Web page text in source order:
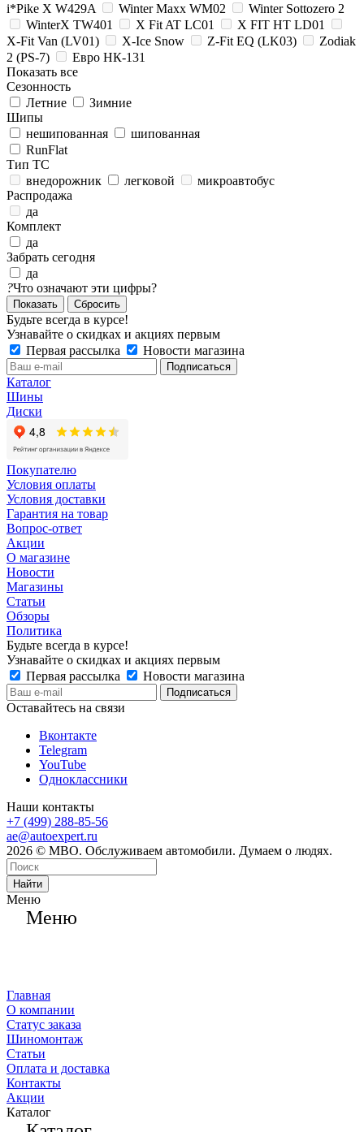
i*Pike X W429A
Winter Maxx WM02
Winter Sottozero 2
WinterX TW401
X Fit AT LC01
X FIT HT LD01
X-Fit Van (LV01)
X-Ice Snow Z-Fit EQ (LK03)
Zodiak
2 (PS-7)
Евро НК-131
Показать все
Сезонность
Летние
Зимние
Шипы
нешипованная
шипованная
RunFlat
Тип ТС
внедорожник
легковой
микроавтобус
Распродажа
да
Комплект
да
Забрать сегодня
да
?Что означают эти цифры?
Сбросить
Будьте всегда в курсе!
Узнавайте о скидках и акциях первым
Первая рассылка
Новости магазина
Каталог
Шины
Диски
Покупателю
Условия оплаты
Условия доставки
Гарантия на товар
Вопрос-ответ
Акции
О магазине
Новости
Магазины
Статьи
Обзоры
Политика
Будьте всегда в курсе!
Узнавайте о скидках и акциях первым
Первая рассылка
Новости магазина
Оставайтесь на связи
Вконтакте
Telegram
YouTube
Одноклассники
Наши контакты
+7 (499) 288-85-56
ae@autoexpert.ru
2026 © МВО. Обслуживаем автомобили. Думаем о людях.
Найти
Меню
Меню
Главная
О компании
Статус заказа
Шиномонтаж
Статьи
Оплата и доставка
Контакты
Акции
Каталог